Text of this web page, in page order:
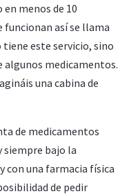
menos de 10
funcionan así se llama
tiene este servicio, sino
algunos medicamentos.
una cabina de
de medicamentos
siempre bajo la
con una farmacia física
de pedir